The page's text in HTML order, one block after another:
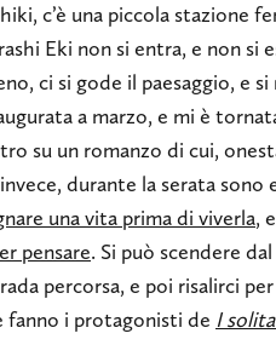
c’è una piccola stazione
Eki non si entra, e non si
ci si gode il paesaggio, e
a marzo, e mi è
su un romanzo di cui,
durante la serata sono
una vita prima di viverla,
pensare. Si può scendere
percorsa, e poi risalirci
fanno i protagonisti de I